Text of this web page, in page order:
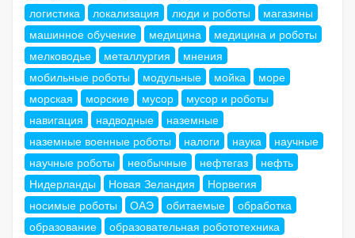
логистика
локализация люди и роботы
магазины
машинное обучение
медицина
медицина и роботы
мелководье
металлургия
мнения
мобильные роботы
модульные мойка
море
морская
морские мусор
мусор и роботы
навигация
надводные
наземные
наземные военные роботы
налоги наука
научные
научные роботы
необычные нефтегаз
нефть
Нидерланды
Новая Зеландия
Норвегия
носимые роботы
ОАЭ обитаемые
обработка
образование
образовательная робототехника